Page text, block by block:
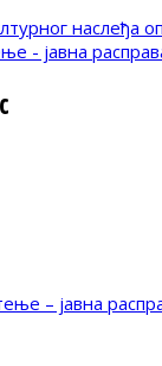
- јавна
– јавна